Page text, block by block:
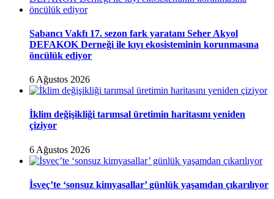
Sabancı Vakfı 17. sezon fark yaratanı Seher Akyol
DEFAKOK Derneği ile kıyı ekosisteminin korunmasına
öncülük ediyor
6 Ağustos 2026
İklim değişikliği tarımsal üretimin haritasını yeniden
çiziyor
6 Ağustos 2026
İsveç’te ‘sonsuz kimyasallar’ günlük yaşamdan çıkarılıyor